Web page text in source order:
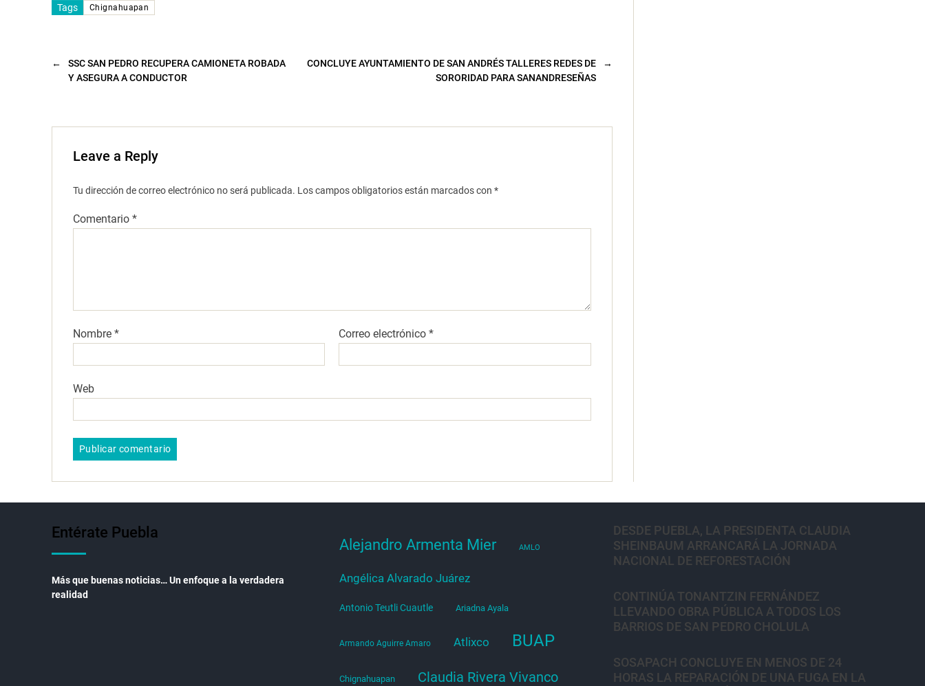
a
n
v
)
Tags Chignahuapan
←
SSC SAN PEDRO RECUPERA CAMIONETA ROBADA
Y ASEGURA A CONDUCTOR
→
CONCLUYE AYUNTAMIENTO DE SAN ANDRÉS TALLERES REDES DE
SORORIDAD PARA SANANDRESEÑAS
Leave a Reply
Tu dirección de correo electrónico no será publicada. Los campos obligatorios están marcados con *
Comentario *
Nombre * Correo electrónico*
Web
Entérate Puebla
Más que buenas noticias… Un enfoque a la verdadera
realidad
Alejandro Armenta Mier AMLO
Angélica Alvarado Juárez
Antonio Teutli Cuautle Ariadna Ayala
Armando Aguirre Amaro Atlixco BUAP
Chignahuapan Claudia Rivera Vivanco
DESDE PUEBLA, LA PRESIDENTA CLAUDIA
SHEINBAUM ARRANCARÁ LA JORNADA
NACIONAL DE REFORESTACIÓN
CONTINÚA TONANTZIN FERNÁNDEZ
LLEVANDO OBRA PÚBLICA A TODOS LOS
BARRIOS DE SAN PEDRO CHOLULA
SOSAPACH CONCLUYE EN MENOS DE 24
HORAS LA REPARACIÓN DE UNA FUGA EN LA